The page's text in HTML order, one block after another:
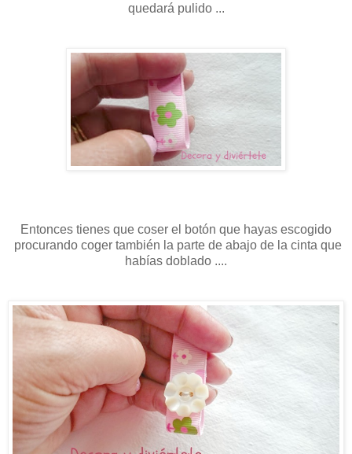
quedará pulido ...
Entonces tienes que coser el botón que hayas escogido
procurando coger también la parte de abajo de la cinta que
habías doblado ....